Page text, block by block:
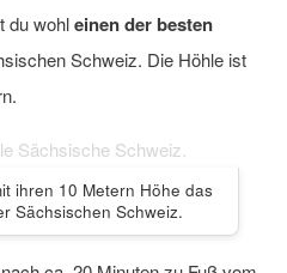
du wohleinen der besten
Schweiz. Die Höhle ist
ihren 10 Metern Höhe das
Sächsischen Schweiz.